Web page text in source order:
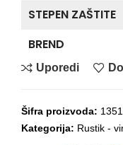
STEPEN ZAŠTITE
BREND
Uporedi
Šifra proizvoda: 1351
Kategorija: Rustik -